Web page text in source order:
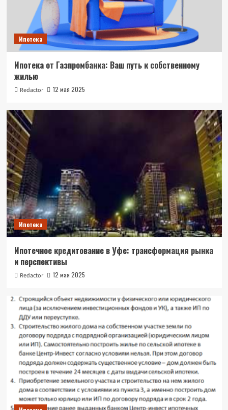
Ипотека
Ипотека от Газпромбанка: Ваш путь к собственному
жилью
Redactor 12 мая 2025
Ипотека
Ипотечное кредитование в Уфе: трансформация рынка
и перспективы
Redactor 12 мая 2025